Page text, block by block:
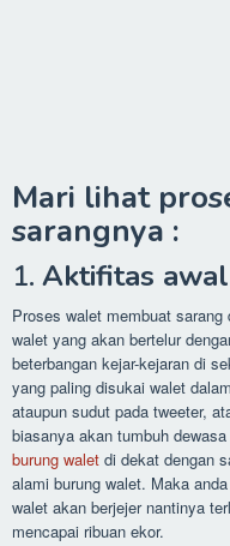
Mari lihat
sarangnya :
1. Aktifitas awal
Proses walet membuat
walet yang akan bertelur
beterbangan kejar-kejaran di
yang paling disukai walet
ataupun sudut pada tweeter,
biasanya akan tumbuh
burung walet di dekat dengan
alami burung walet. Maka
walet akan berjejer nantinya
mencapai ribuan ekor.